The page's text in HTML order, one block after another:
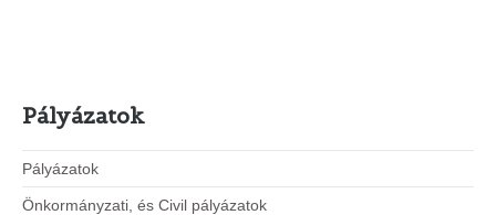
Pályázatok
Pályázatok
Önkormányzati, és Civil pályázatok